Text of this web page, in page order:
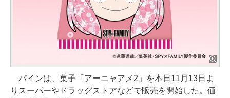
パインは、菓子「アーニャアメ2」を本日11月13日よ
りスーパーやドラッグストアなどで販売を開始した。価